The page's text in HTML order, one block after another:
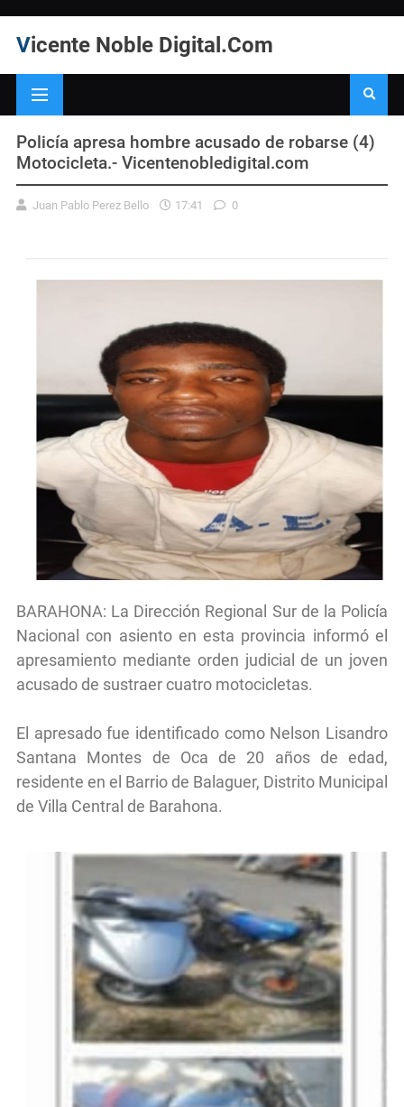
Vicente Noble Digital.Com
Policía apresa hombre acusado de robarse (4)
Motocicleta.- Vicentenobledigital.com
Juan Pablo Perez Bello 17:41 0
BARAHONA: La Dirección Regional Sur de la Policía
Nacional con asiento en esta provincia informó el
apresamiento mediante orden judicial de un joven
acusado de sustraer cuatro motocicletas.
El apresado fue identificado como Nelson Lisandro
Santana Montes de Oca de 20 años de edad,
residente en el Barrio de Balaguer, Distrito Municipal
de Villa Central de Barahona.